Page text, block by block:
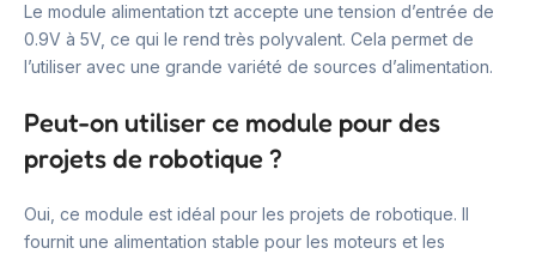
Le module alimentation tzt accepte une tension d’entrée de
0.9V à 5V, ce qui le rend très polyvalent. Cela permet de
l’utiliser avec une grande variété de sources d’alimentation.
Peut-on utiliser ce module pour des
projets de robotique ?
Oui, ce module est idéal pour les projets de robotique. Il
fournit une alimentation stable pour les moteurs et les